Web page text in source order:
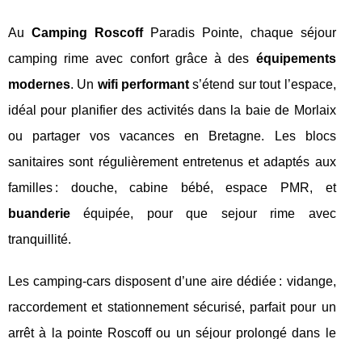
AuCamping RoscoffParadis Pointe, chaque séjour
camping rime avec confort grâce à des équipements
modernes. Un wifi performant s’étend sur tout l’espace,
idéal pour planifier des activités dans la baie de Morlaix
ou partager vos vacances en Bretagne. Les blocs
sanitaires sont régulièrement entretenus et adaptés aux
familles : douche, cabine bébé, espace PMR, et
buanderie équipée, pour que sejour rime avec
tranquillité.
Les camping-cars disposent d’une aire dédiée : vidange,
raccordement et stationnement sécurisé, parfait pour un
arrêt à la pointe Roscoff ou un séjour prolongé dans le